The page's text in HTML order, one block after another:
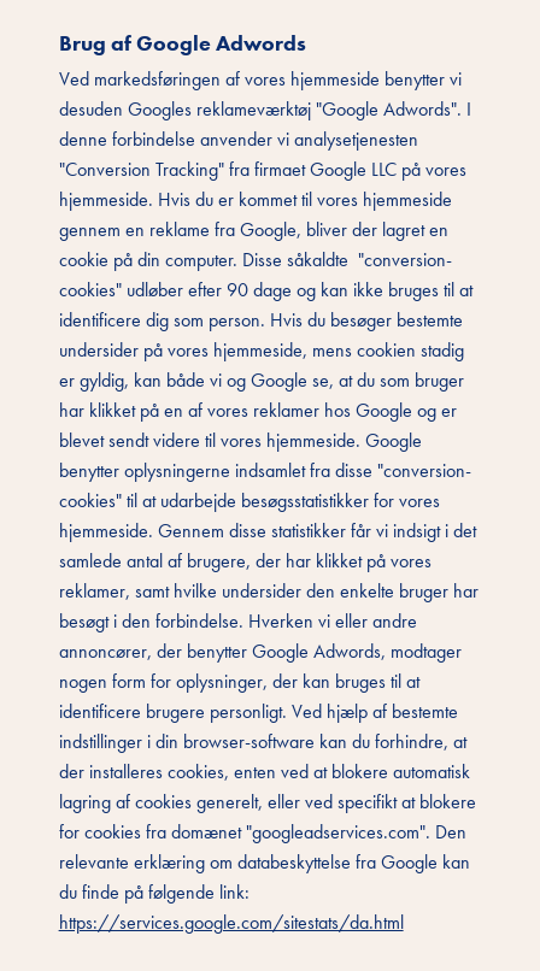
Brug af Google Adwords
Ved markedsføringen af vores hjemmeside benytter vi
desuden Googles reklameværktøj "Google Adwords". I
denne forbindelse anvender vi analysetjenesten
"Conversion Tracking" fra firmaet Google LLC på vores
hjemmeside. Hvis du er kommet til vores hjemmeside
gennem en reklame fra Google, bliver der lagret en
cookie på din computer. Disse såkaldte "conversion-
cookies" udløber efter 90 dage og kan ikke bruges til at
identificere dig som person. Hvis du besøger bestemte
undersider på vores hjemmeside, mens cookien stadig
er gyldig, kan både vi og Google se, at du som bruger
har klikket på en af vores reklamer hos Google og er
blevet sendt videre til vores hjemmeside. Google
benytter oplysningerne indsamlet fra disse "conversion-
cookies" til at udarbejde besøgsstatistikker for vores
hjemmeside. Gennem disse statistikker får vi indsigt i det
samlede antal af brugere, der har klikket på vores
reklamer, samt hvilke undersider den enkelte bruger har
besøgt i den forbindelse. Hverken vi eller andre
annoncører, der benytter Google Adwords, modtager
nogen form for oplysninger, der kan bruges til at
identificere brugere personligt. Ved hjælp af bestemte
indstillinger i din browser-software kan du forhindre, at
der installeres cookies, enten ved at blokere automatisk
lagring af cookies generelt, eller ved specifikt at blokere
for cookies fra domænet "googleadservices.com". Den
relevante erklæring om databeskyttelse fra Google kan
du finde på følgende link:
https://services.google.com/sitestats/da.html